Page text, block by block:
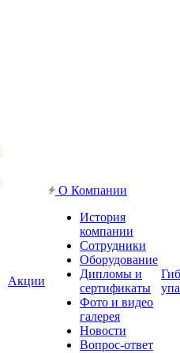
Акции
О Компании
История
компании
Сотрудники
Оборудование
Дипломы и
сертификаты
Фото и видео
галерея
Новости
Вопрос-ответ